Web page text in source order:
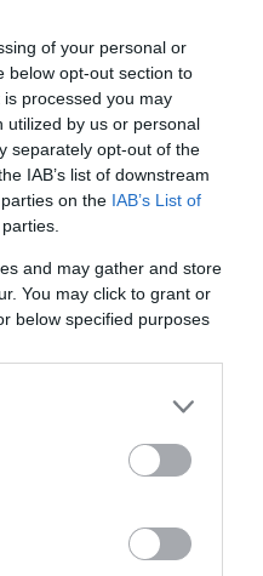
of your personal or
below opt-out section to
processed you may
utilized by us or personal
separately opt-out of the
IAB’s list of downstream
on the IAB’s List of
and may gather and store
You may click to grant or
below specified purposes
(KPK ETH
(KPK ETH
MEEST
1
De
2